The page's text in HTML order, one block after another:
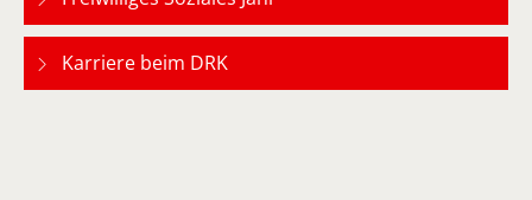
Karriere beim DRK